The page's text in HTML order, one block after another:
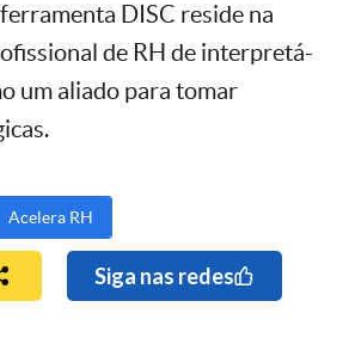
DISC reside na
de RH de interpretá-
um aliado para tomar
Acelera RH
Siga nas redes